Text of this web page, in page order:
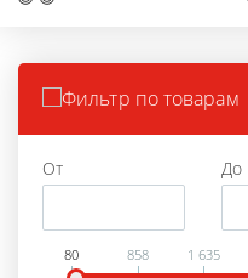
От До
80 858 1 635